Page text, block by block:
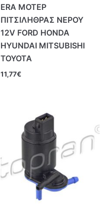
ERA ΜΟΤΕΡ
ΠΙΤΣΙΛΗΘΡΑΣ ΝΕΡΟΥ
12V FORD HONDA
HYUNDAI MITSUBISHI
TOYOTA
11,77€